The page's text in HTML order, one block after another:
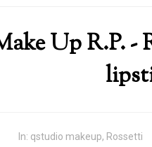
Up R.P. -
In: qstudio makeup, Rossetti